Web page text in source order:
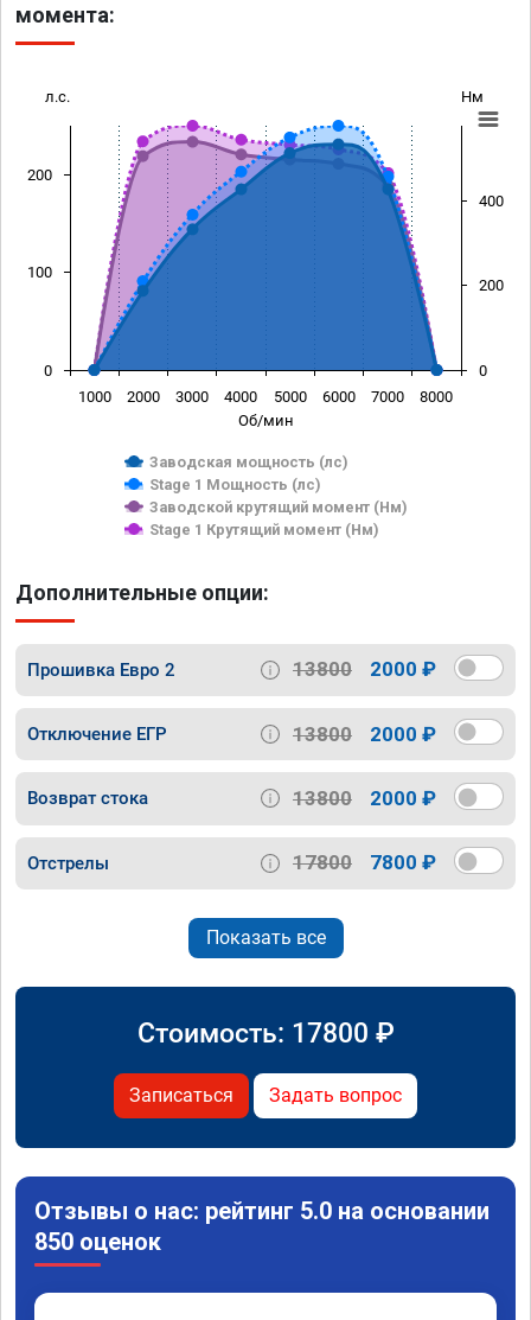
момента:
Об/мин
л.с. Нм
Заводская мощность (лс)
Stage 1 Мощность (лс)
Заводской крутящий момент (Нм)
Stage 1 Крутящий момент (Нм)
1000 2000 3000 4000 5000 6000 7000 8000
0
100
200
0
200
400
Дополнительные опции:
Прошивка Евро 2 13800 2000 ₽
Отключение ЕГР 13800 2000 ₽
Возврат стока 13800 2000 ₽
Отстрелы 17800 7800 ₽
Показать все
Стоимость: 17800 ₽
Записаться Задать вопрос
Отзывы о нас: рейтинг 5.0 на основании
850 оценок